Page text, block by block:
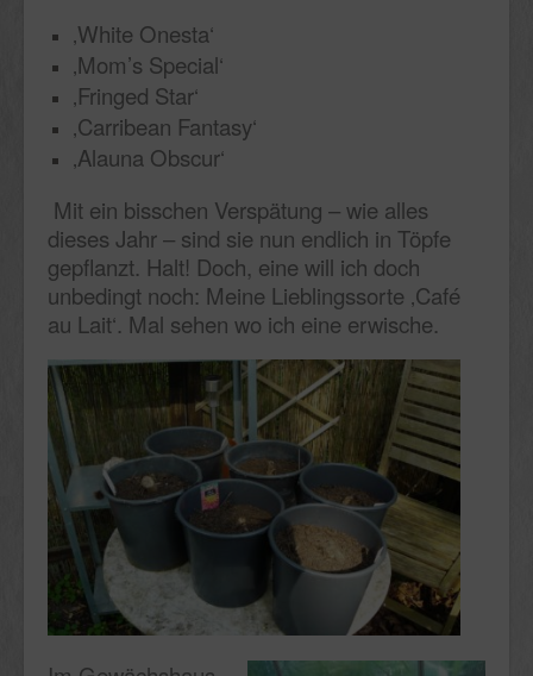
‚White Onesta‘
‚Mom’s Special‘
‚Fringed Star‘
‚Carribean Fantasy‘
‚Alauna Obscur‘
Mit ein bisschen Verspätung – wie alles
dieses Jahr – sind sie nun endlich in Töpfe
gepflanzt. Halt! Doch, eine will ich doch
unbedingt noch: Meine Lieblingssorte ‚Café
au Lait‘. Mal sehen wo ich eine erwische.